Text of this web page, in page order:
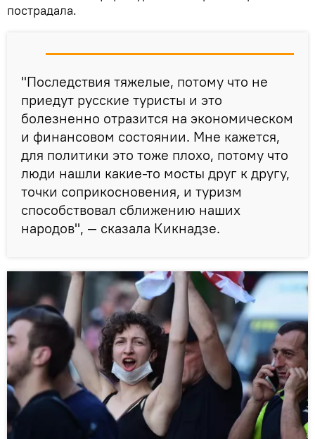
пострадала.
"Последствия тяжелые, потому что не
приедут русские туристы и это
болезненно отразится на экономическом
и финансовом состоянии. Мне кажется,
для политики это тоже плохо, потому что
люди нашли какие-то мосты друг к другу,
точки соприкосновения, и туризм
способствовал сближению наших
народов", — сказала Кикнадзе.